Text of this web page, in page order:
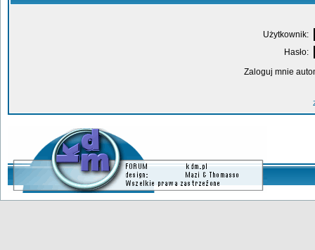
Użytkownik:
Hasło:
Zaloguj mnie